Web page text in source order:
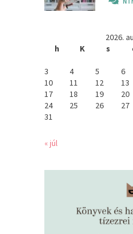
2026.
h
K s
3
4 5 6
10
11 12 13
17
18 19 20
24
25 26 27
31
« júl